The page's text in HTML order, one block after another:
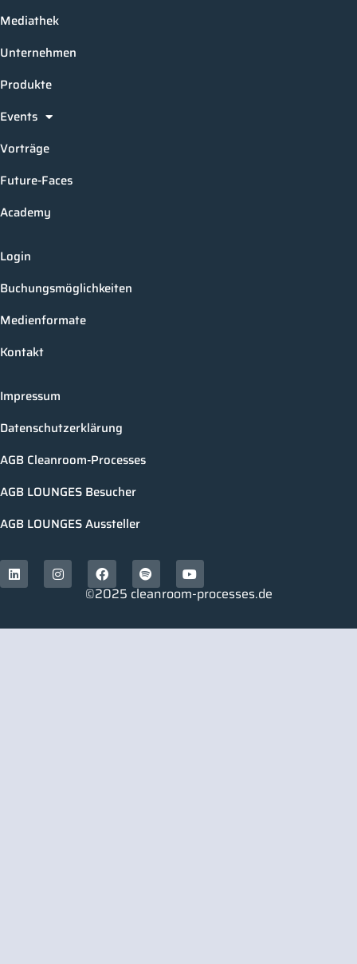
Mediathek
Unternehmen
Produkte
Events
Vorträge
Future-Faces
Academy
Login
Buchungsmöglichkeiten
Medienformate
Kontakt
Impressum
Datenschutzerklärung
AGB Cleanroom-Processes
AGB LOUNGES Besucher
AGB LOUNGES Aussteller
©2025 cleanroom-processes.de